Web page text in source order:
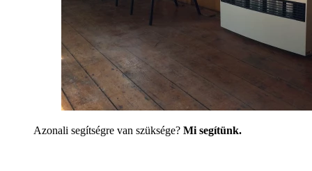
Azonali segítségre van szüksége? Mi segítünk.